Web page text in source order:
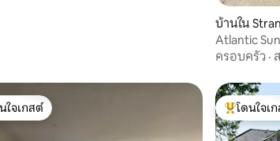
บ้านใน
Atlantic
ครอบครัว ·
ใจเกสต์
ใจเกสต์
โดนใจเกส
โดนใจเ